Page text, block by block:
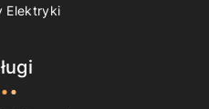
Elektryki